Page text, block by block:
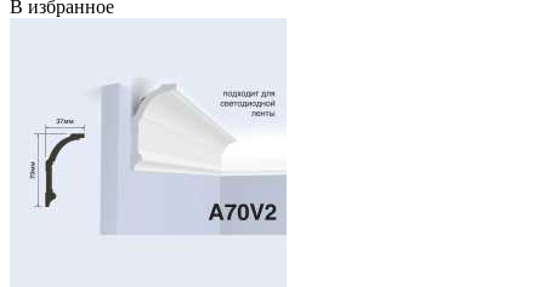
В избранное